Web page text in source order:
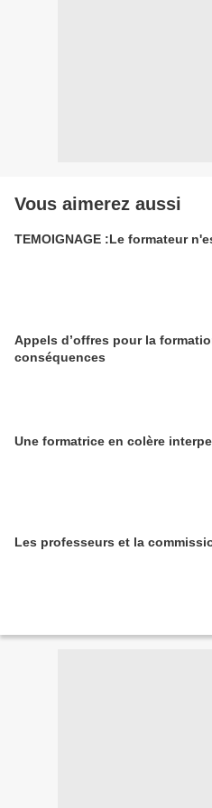
Vous aimerez aussi
TEMOIGNAGE :Le formateur
Appels d’offres pour la
conséquences
Une formatrice en colère
Les professeurs et la